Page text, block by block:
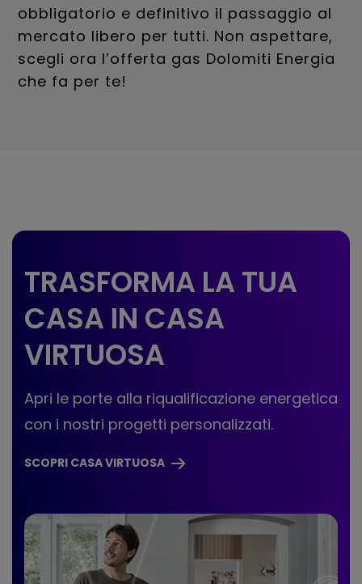
obbligatorio e definitivo il passaggio al
mercato libero per tutti. Non aspettare,
scegli ora l’offerta gas Dolomiti Energia
che fa per te!
TRASFORMA LA TUA
CASA IN CASA
VIRTUOSA
Apri le porte alla riqualificazione energetica
con i nostri progetti personalizzati.
SCOPRI CASA VIRTUOSA